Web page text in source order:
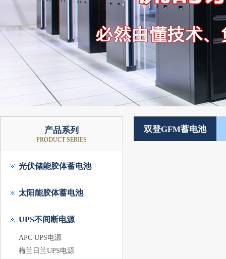
产品系列
PRODUCT SERIES
光伏储能胶体蓄电池
太阳能胶体蓄电池
UPS不间断电源
APC UPS电源
梅兰日兰UPS电源
双登GFM蓄电池